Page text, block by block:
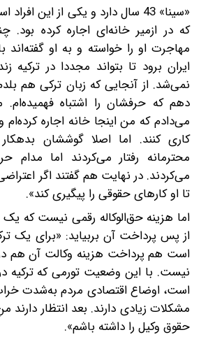
«سینا» 43 سال دارد و یکی از این
که در ازمیر خانه‌ای اجاره کرده بود.
مهاجرت او را خواسته‌ و به او
ایران برود تا بتواند مجددا در ترکیه
نمی‌شد. از آنجایی که زبان ترکی هم
دهم که حرفشان را اشتباه فهمیده‌ام.
می‌دادم که من اینجا خانه اجاره کرده‌ام
کاری کنند. اما اصلا گوششان
محترمانه رفتار می‌کردند اما مدام
می‌کردند. در نهایت هم گفتند اگر
تا او کارهای حقوقی را پیگیری کند».
اما هزینه حق‌الوکاله رقمی نیست که یک
از پس پرداخت آن بربیاید: «برای یک
است هم پرداخت هزینه وکالت آن هم
نیست. با این وضعیت تورمی که ترکیه
است، اوضاع اقتصادی مردم به‌شدت
مشکلات زیادی دارند. بعد انتظار دارند
حقوق وکیل را داشته باشم».